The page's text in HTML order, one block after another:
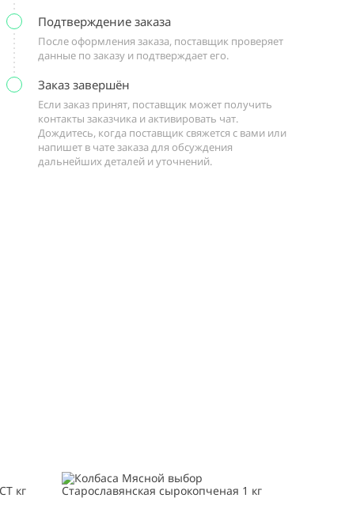
Подтверждение заказа
После оформления заказа, поставщик проверяет
данные по заказу и подтверждает его.
Заказ завершён
Если заказ принят, поставщик может получить
контакты заказчика и активировать чат.
Дождитесь, когда поставщик свяжется с вами или
напишет в чате заказа для обсуждения
дальнейших деталей и уточнений.